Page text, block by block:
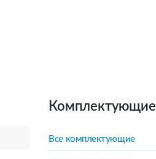
Комплектующие
Все комплектующие